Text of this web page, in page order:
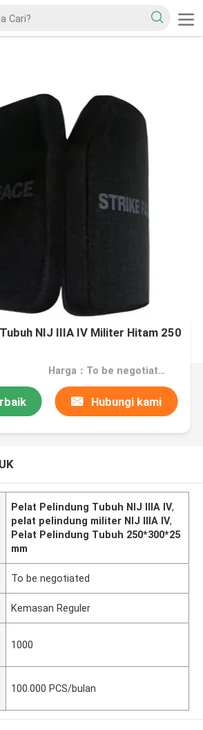
NIJ IIIA IV Militer Hitam 250
Harga：To be negotiated
Hubungi kami
Pelat Pelindung Tubuh NIJ IIIA IV,
pelat pelindung militer NIJ IIIA IV,
Pelat Pelindung Tubuh 250*300*25
mm
To be negotiated
Kemasan Reguler
1000
100.000 PCS/bulan